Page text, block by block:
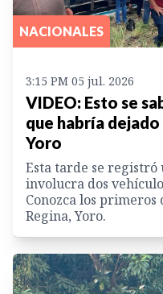
NACIONALES
3:15 PM 05 jul. 2026
VIDEO: Esto se
que habría
Yoro
Esta tarde se
involucra dos
Conozca los
Regina, Yoro.